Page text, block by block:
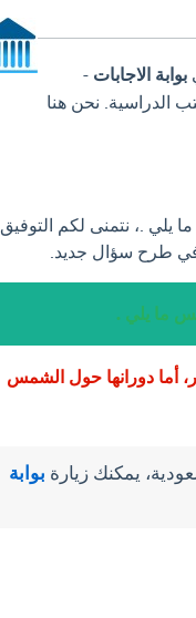
بوابة الاجابات -
الدراسية. نحن هنا
يلي .، نتمنى لكم التوفيق
في طرح سؤال جديد.
ما يلي .
أما دورانها حول الشمس
يمكنك زيارة بوابة